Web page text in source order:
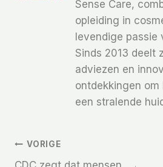
Sense Care,
opleiding in
levendige passie
Sinds 2013 deelt
adviezen en
ontdekkingen om
een stralende
Bericht
VORIGE